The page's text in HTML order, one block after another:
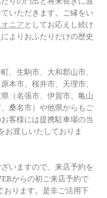
いただきます。ご縁をい
ニアとしてお応えし続け
によりおふたりだけの歴史
、生駒市、大和郡山市、
本市、桜井市、天理市、
（名張市、伊賀市、亀山
桑名市）や他県からもご
客様には提携駐車場の当
お渡しいたしておりま
いますので、来店予約を
からの初ご来店予約で
おります。是非ご活用下